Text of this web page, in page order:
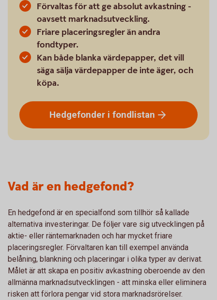
Förvaltas för att ge absolut avkastning -
oavsett marknadsutveckling.
Friare placeringsregler än andra
fondtyper.
Kan både blanka värdepapper, det vill
säga sälja värdepapper de inte äger, och
köpa.
Hedgefonder i fondlistan
Vad är en hedgefond?
En hedgefond är en specialfond som tillhör så kallade
alternativa investeringar. De följer vare sig utvecklingen på
aktie- eller räntemarknaden och har mycket friare
placeringsregler. Förvaltaren kan till exempel använda
belåning, blankning och placeringar i olika typer av derivat.
Målet är att skapa en positiv avkastning oberoende av den
allmänna marknadsutvecklingen - att minska eller eliminera
risken att förlora pengar vid stora marknadsrörelser.